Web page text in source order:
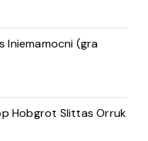
Iniemamocni (gra
Hobgrot Slittas Orruk